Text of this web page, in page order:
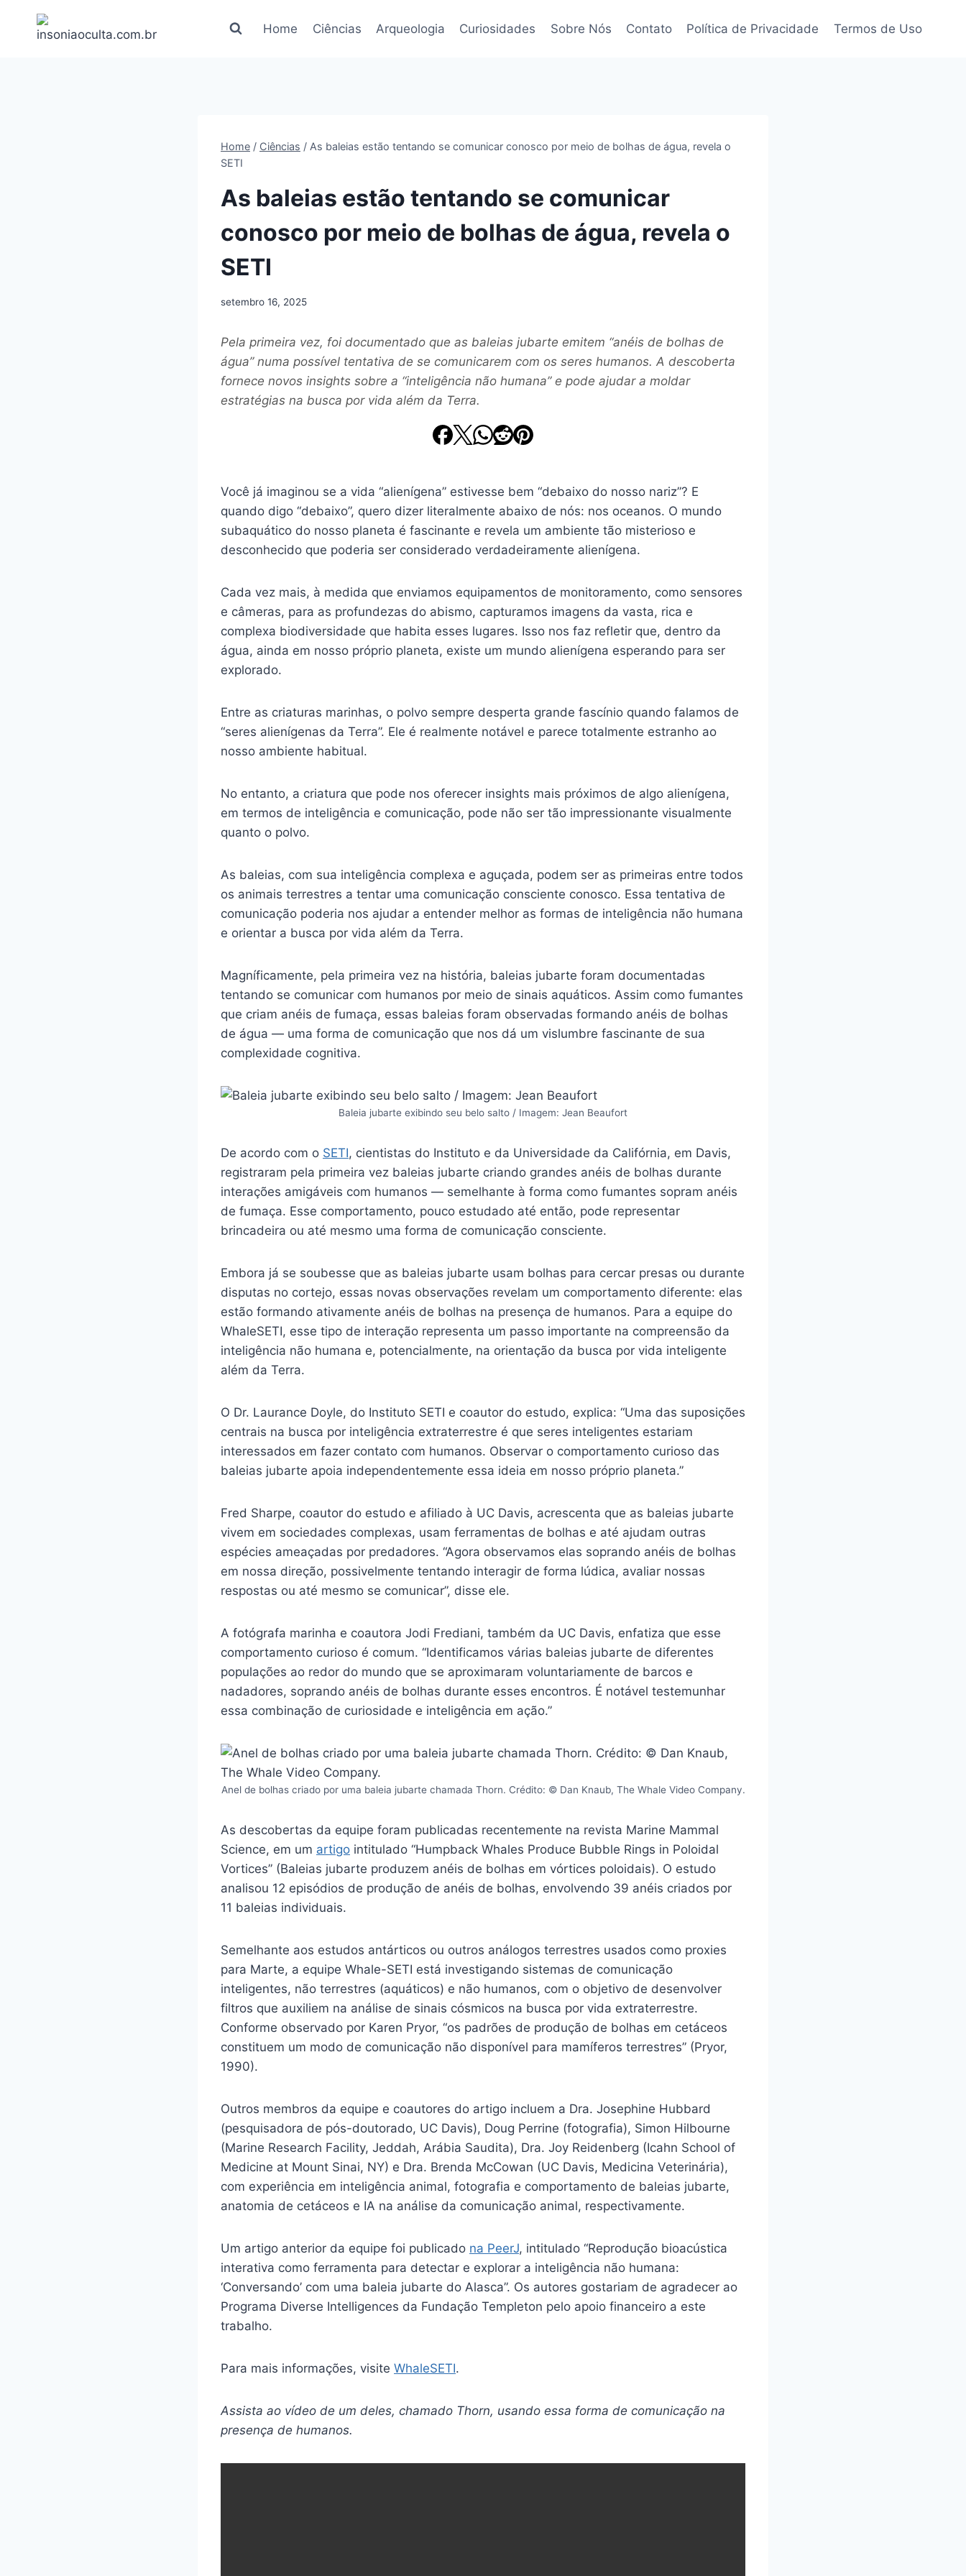
Home Ciências Arqueologia Curiosidades Sobre Nós Contato Política de Privacidade Termos de Uso
Home / Ciências / As baleias estão tentando se comunicar conosco por meio de bolhas de água, revela o
SETI
As baleias estão tentando se comunicar
conosco por meio de bolhas de água, revela o
SETI
setembro 16, 2025
Pela primeira vez, foi documentado que as baleias jubarte emitem “anéis de bolhas de
água” numa possível tentativa de se comunicarem com os seres humanos. A descoberta
fornece novos insights sobre a “inteligência não humana” e pode ajudar a moldar
estratégias na busca por vida além da Terra.
Você já imaginou se a vida “alienígena” estivesse bem “debaixo do nosso nariz”? E
quando digo “debaixo”, quero dizer literalmente abaixo de nós: nos oceanos. O mundo
subaquático do nosso planeta é fascinante e revela um ambiente tão misterioso e
desconhecido que poderia ser considerado verdadeiramente alienígena.
Cada vez mais, à medida que enviamos equipamentos de monitoramento, como sensores
e câmeras, para as profundezas do abismo, capturamos imagens da vasta, rica e
complexa biodiversidade que habita esses lugares. Isso nos faz refletir que, dentro da
água, ainda em nosso próprio planeta, existe um mundo alienígena esperando para ser
explorado.
Entre as criaturas marinhas, o polvo sempre desperta grande fascínio quando falamos de
“seres alienígenas da Terra”. Ele é realmente notável e parece totalmente estranho ao
nosso ambiente habitual.
No entanto, a criatura que pode nos oferecer insights mais próximos de algo alienígena,
em termos de inteligência e comunicação, pode não ser tão impressionante visualmente
quanto o polvo.
As baleias, com sua inteligência complexa e aguçada, podem ser as primeiras entre todos
os animais terrestres a tentar uma comunicação consciente conosco. Essa tentativa de
comunicação poderia nos ajudar a entender melhor as formas de inteligência não humana
e orientar a busca por vida além da Terra.
Magníficamente, pela primeira vez na história, baleias jubarte foram documentadas
tentando se comunicar com humanos por meio de sinais aquáticos. Assim como fumantes
que criam anéis de fumaça, essas baleias foram observadas formando anéis de bolhas
de água — uma forma de comunicação que nos dá um vislumbre fascinante de sua
complexidade cognitiva.
Baleia jubarte exibindo seu belo salto / Imagem: Jean Beaufort
De acordo com o SETI, cientistas do Instituto e da Universidade da Califórnia, em Davis,
registraram pela primeira vez baleias jubarte criando grandes anéis de bolhas durante
interações amigáveis com humanos — semelhante à forma como fumantes sopram anéis
de fumaça. Esse comportamento, pouco estudado até então, pode representar
brincadeira ou até mesmo uma forma de comunicação consciente.
Embora já se soubesse que as baleias jubarte usam bolhas para cercar presas ou durante
disputas no cortejo, essas novas observações revelam um comportamento diferente: elas
estão formando ativamente anéis de bolhas na presença de humanos. Para a equipe do
WhaleSETI, esse tipo de interação representa um passo importante na compreensão da
inteligência não humana e, potencialmente, na orientação da busca por vida inteligente
além da Terra.
O Dr. Laurance Doyle, do Instituto SETI e coautor do estudo, explica: “Uma das suposições
centrais na busca por inteligência extraterrestre é que seres inteligentes estariam
interessados em fazer contato com humanos. Observar o comportamento curioso das
baleias jubarte apoia independentemente essa ideia em nosso próprio planeta.”
Fred Sharpe, coautor do estudo e afiliado à UC Davis, acrescenta que as baleias jubarte
vivem em sociedades complexas, usam ferramentas de bolhas e até ajudam outras
espécies ameaçadas por predadores. “Agora observamos elas soprando anéis de bolhas
em nossa direção, possivelmente tentando interagir de forma lúdica, avaliar nossas
respostas ou até mesmo se comunicar”, disse ele.
A fotógrafa marinha e coautora Jodi Frediani, também da UC Davis, enfatiza que esse
comportamento curioso é comum. “Identificamos várias baleias jubarte de diferentes
populações ao redor do mundo que se aproximaram voluntariamente de barcos e
nadadores, soprando anéis de bolhas durante esses encontros. É notável testemunhar
essa combinação de curiosidade e inteligência em ação.”
Anel de bolhas criado por uma baleia jubarte chamada Thorn. Crédito: © Dan Knaub, The Whale Video Company.
As descobertas da equipe foram publicadas recentemente na revista Marine Mammal
Science, em um artigo intitulado “Humpback Whales Produce Bubble Rings in Poloidal
Vortices” (Baleias jubarte produzem anéis de bolhas em vórtices poloidais). O estudo
analisou 12 episódios de produção de anéis de bolhas, envolvendo 39 anéis criados por
11 baleias individuais.
Semelhante aos estudos antárticos ou outros análogos terrestres usados como proxies
para Marte, a equipe Whale-SETI está investigando sistemas de comunicação
inteligentes, não terrestres (aquáticos) e não humanos, com o objetivo de desenvolver
filtros que auxiliem na análise de sinais cósmicos na busca por vida extraterrestre.
Conforme observado por Karen Pryor, “os padrões de produção de bolhas em cetáceos
constituem um modo de comunicação não disponível para mamíferos terrestres” (Pryor,
1990).
Outros membros da equipe e coautores do artigo incluem a Dra. Josephine Hubbard
(pesquisadora de pós-doutorado, UC Davis), Doug Perrine (fotografia), Simon Hilbourne
(Marine Research Facility, Jeddah, Arábia Saudita), Dra. Joy Reidenberg (Icahn School of
Medicine at Mount Sinai, NY) e Dra. Brenda McCowan (UC Davis, Medicina Veterinária),
com experiência em inteligência animal, fotografia e comportamento de baleias jubarte,
anatomia de cetáceos e IA na análise da comunicação animal, respectivamente.
Um artigo anterior da equipe foi publicado na PeerJ, intitulado “Reprodução bioacústica
interativa como ferramenta para detectar e explorar a inteligência não humana:
‘Conversando’ com uma baleia jubarte do Alasca”. Os autores gostariam de agradecer ao
Programa Diverse Intelligences da Fundação Templeton pelo apoio financeiro a este
trabalho.
Para mais informações, visite WhaleSETI.
Assista ao vídeo de um deles, chamado Thorn, usando essa forma de comunicação na
presença de humanos.